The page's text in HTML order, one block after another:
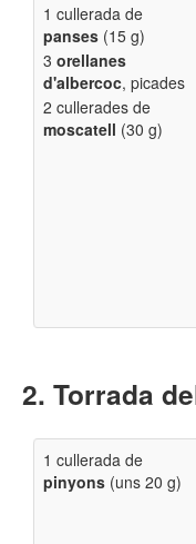
1 cullerada de
panses (15 g)
3 orellanes
d'albercoc, picades
2 cullerades de
moscatell (30 g)
Torrada
1 cullerada de
pinyons (uns 20 g)